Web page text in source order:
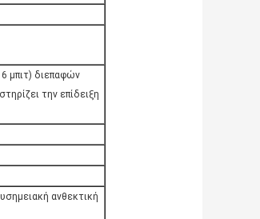
μπιτ) διεπαφών
την επίδειξη
ανθεκτική